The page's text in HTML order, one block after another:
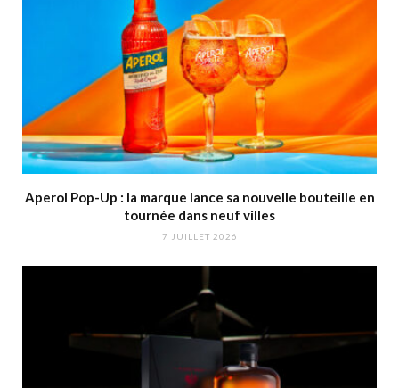
Aperol Pop-Up : la marque lance sa nouvelle bouteille en
tournée dans neuf villes
7 JUILLET 2026